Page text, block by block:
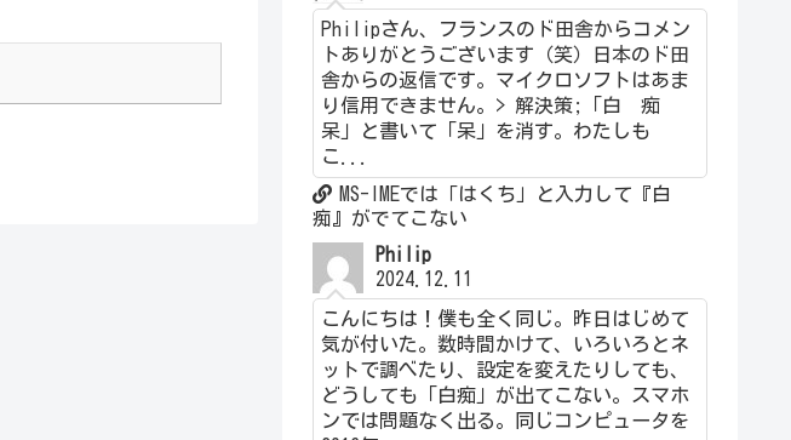
Philipさん、フランスのド田舎からコメン
トありがとうございます（笑）日本のド田
舎からの返信です。マイクロソフトはあま
り信用できません。> 解決策;「白 痴
呆」と書いて「呆」を消す。わたしも
こ...
MS-IMEでは「はくち」と入力して『白
痴』がでてこない
Philip
2024.12.11
こんにちは！僕も全く同じ。昨日はじめて
気が付いた。数時間かけて、いろいろとネ
ットで調べたり、設定を変えたりしても、
どうしても「白痴」が出てこない。スマホ
ンでは問題なく出る。同じコンピュータを